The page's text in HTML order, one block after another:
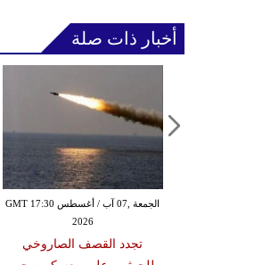
أخبار ذات صلة
الجمعة ,07 آب / أغسطس GMT 17:30
2026
تجدد القصف الصاروخي